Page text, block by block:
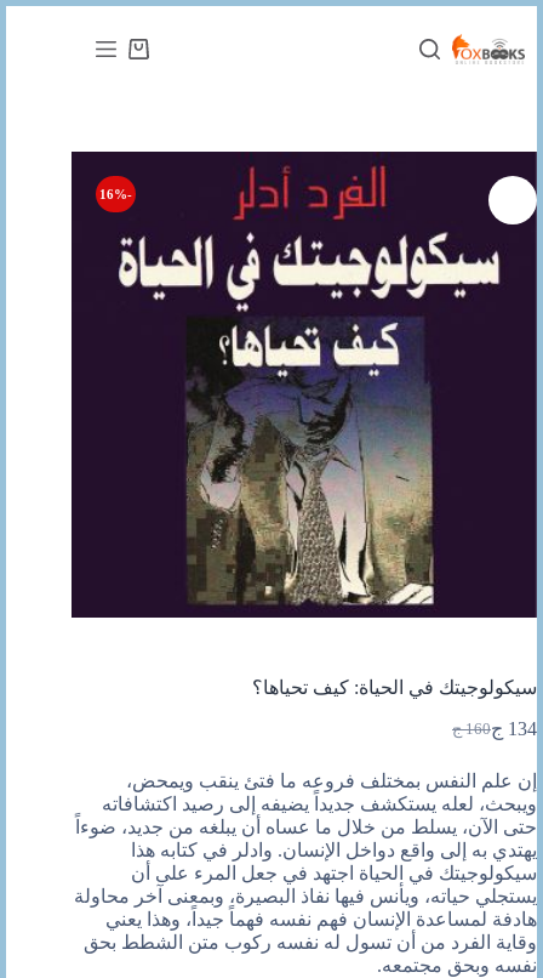
المحتوى
عربة
-16%
سيكولوجيتك في الحياة: كيف تحياها؟
160 ج
السعر
هو:
160 ج.
134 جالسعر
هو:
134 ج.
إن علم النفس بمختلف فروعه ما فتئ ينقب ويمحض،
ويبحث، لعله يستكشف جديداً يضيفه إلى رصيد اكتشافاته
حتى الآن، يسلط من خلال ما عساه أن يبلغه من جديد، ضوءاً
يهتدي به إلى واقع دواخل الإنسان. وادلر في كتابه هذا
سيكولوجيتك في الحياة اجتهد في جعل المرء على أن
يستجلي حياته، ويأنس فيها نفاذ البصيرة، وبمعنى آخر محاولة
هادفة لمساعدة الإنسان فهم نفسه فهماً جيداً، وهذا يعني
وقاية الفرد من أن تسول له نفسه ركوب متن الشطط بحق
نفسه وبحق مجتمعه.